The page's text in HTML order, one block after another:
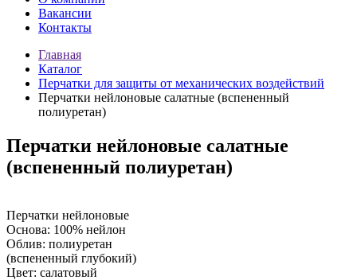
Вакансии
Контакты
Главная
Каталог
Перчатки для защиты от механических воздействий
Перчатки нейлоновые салатные (вспененный
полиуретан)
Перчатки нейлоновые салатные
(вспененный полиуретан)
Перчатки нейлоновые
Основа: 100% нейлон
Облив: полиуретан
(вспененный глубокий)
Цвет: салатовый